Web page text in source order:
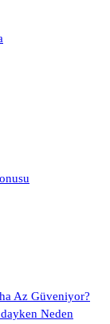
Az Güveniyor?
Neden